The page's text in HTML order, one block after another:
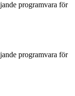
programvara för
programvara för